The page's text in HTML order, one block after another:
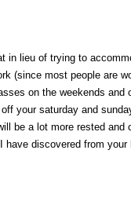
in lieu of trying to
(since most people are
on the weekends and
your saturday and
be a lot more rested and
have discovered from your